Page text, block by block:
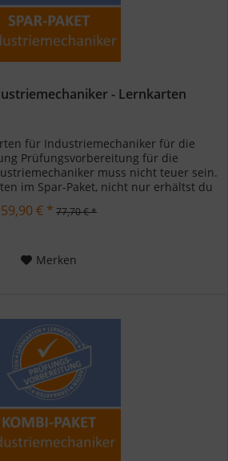
- Lernkarten
für Industriemechaniker für die
Prüfungsvorbereitung für die
muss nicht teuer sein.
im Spar-Paket, nicht nur erhältst du
59,90 € * 77,70 € *
Merken